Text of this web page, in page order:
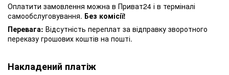
Оплатити замовлення можна в Приват24 і в терміналі
самообслуговування. Без комісії!
Перевага: Відсутність переплат за відправку зворотного
переказу грошових коштів на пошті.
Накладений платіж